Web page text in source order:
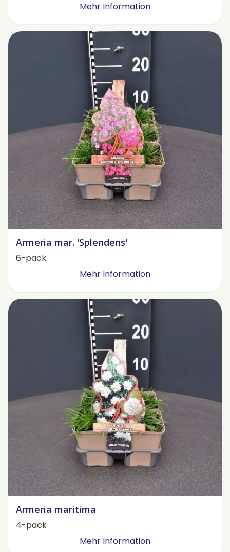
Mehr Information
Armeria mar. 'Splendens'
6-pack
Mehr Information
Armeria maritima
4-pack
Mehr Information